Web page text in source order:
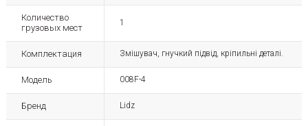
Количество
грузовых мест
1
Комплектация Змішувач, гнучкий підвід, кріпильні деталі.
Модель 008F-4
Бренд Lidz